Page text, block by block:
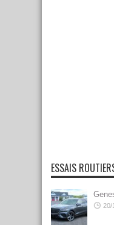
ESSAIS
20/